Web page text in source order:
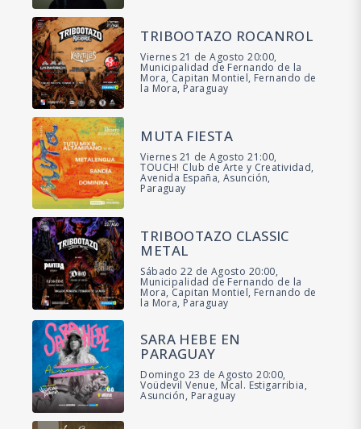
TRIBOOTAZO ROCANROL
Viernes 21 de Agosto 20:00,
Municipalidad de Fernando de la
Mora, Capitan Montiel, Fernando de
la Mora, Paraguay
MUTA FIESTA
Viernes 21 de Agosto 21:00,
TOUCH! Club de Arte y Creatividad,
Avenida España, Asunción,
Paraguay
TRIBOOTAZO CLASSIC
METAL
Sábado 22 de Agosto 20:00,
Municipalidad de Fernando de la
Mora, Capitan Montiel, Fernando de
la Mora, Paraguay
SARA HEBE EN
PARAGUAY
Domingo 23 de Agosto 20:00,
Voüdevil Venue, Mcal. Estigarribia,
Asunción, Paraguay